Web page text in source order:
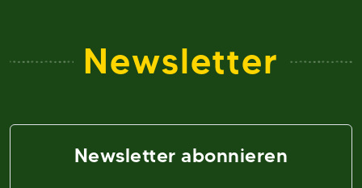
Newsletter
Newsletter abonnieren